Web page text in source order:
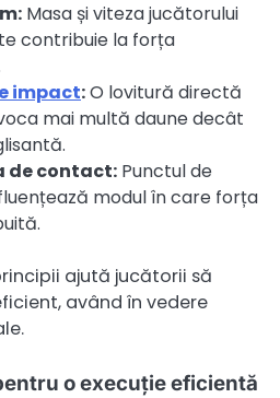
Masa și viteza jucătorului
contribuie la forța
impact:O lovitură directă
mai multă daune decât
de contact: Punctul de
modul în care forța
ajută jucătorii să
având în vedere
o execuție eficientă